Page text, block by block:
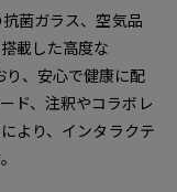
菌ガラス、空気品
載した高度な
、安心で健康に配
ド、注釈やコラボレ
より、インタラクテ